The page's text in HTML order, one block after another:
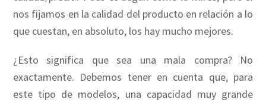
nos fijamos en la calidad del producto en relación a lo
que cuestan, en absoluto, los hay mucho mejores.
¿Esto significa que sea una mala compra? No
exactamente. Debemos tener en cuenta que, para
este tipo de modelos, una capacidad muy grande